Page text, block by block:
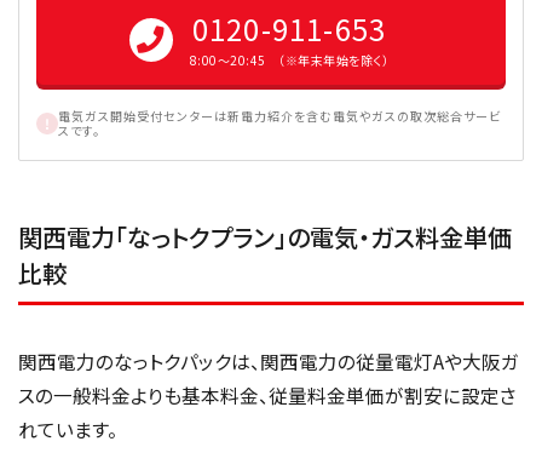
0120-911-653
8:00〜20:45 （※年末年始を除く）
電気ガス開始受付センターは新電力紹介を含む電気やガスの取次総合サービ
スです。
関西電力「なっトクプラン」の電気・ガス料金単価
比較
関西電力のなっトクパックは、関西電力の従量電灯Aや大阪ガ
スの一般料金よりも基本料金、従量料金単価が割安に設定さ
れています。